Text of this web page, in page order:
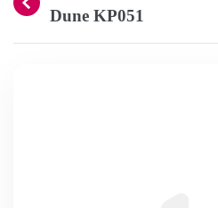
Dune KP051